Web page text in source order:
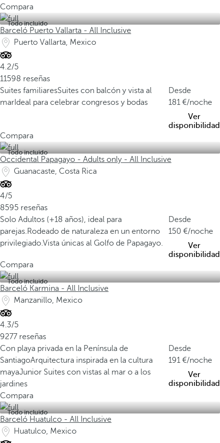
Compara
Todo incluido
Barceló Puerto Vallarta - All Inclusive
Puerto Vallarta, Mexico
4.2/5
11598 reseñas
Suites familiaresSuites con balcón y vista al
mar Ideal para celebrar congresos y bodas
Desde
181
/noche
Ver
disponibilidad
Compara
Todo incluido
Occidental Papagayo - Adults only - All Inclusive
Guanacaste, Costa Rica
4/5
8595 reseñas
Solo Adultos (+18 años), ideal para
parejas.Rodeado de naturaleza en un entorno
privilegiado.Vista únicas al Golfo de Papagayo.
Desde
150
/noche
Ver
disponibilidad
Compara
Todo incluido
Barceló Karmina - All Inclusive
Manzanillo, Mexico
4.3/5
9277 reseñas
Con playa privada en la Península de
SantiagoArquitectura inspirada en la cultura
mayaJunior Suites con vistas al mar o a los
jardines
Desde
191
/noche
Ver
disponibilidad
Compara
Todo incluido
Barceló Huatulco - All Inclusive
Huatulco, Mexico